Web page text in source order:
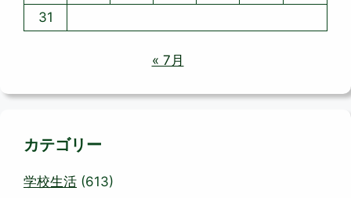
31
« 7月
カテゴリー
学校生活 (613)